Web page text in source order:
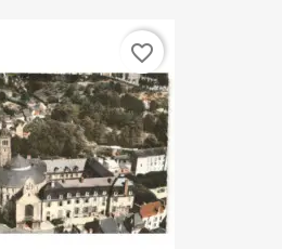
favorite_border